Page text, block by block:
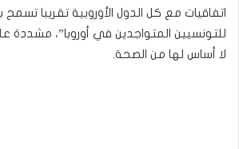
اتفاقيات مع كل الدول الأوروبية تقريبا تسمح
للتونسيين المتواجدين في أوروبا”، مشددة
لا أساس لها من الصحة.